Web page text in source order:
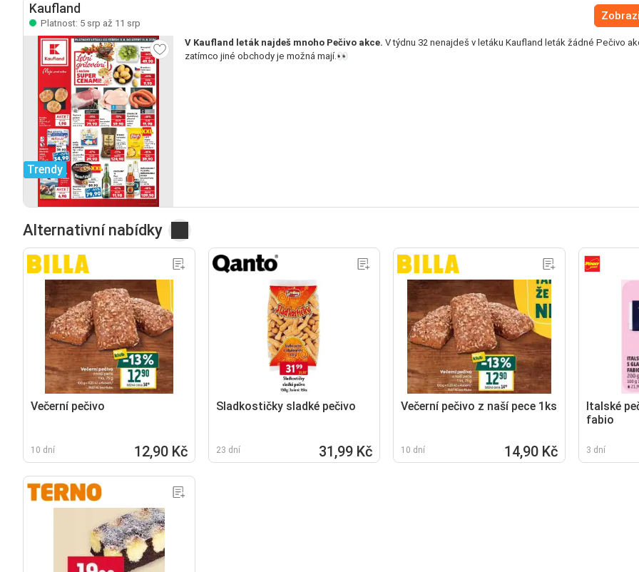
Kaufland
Platnost: 5 srp až 11 srp
Trendy
V Kaufland leták najdeš mnoho Pečivo akce. V týdnu 32 nenajdeš v letáku Kaufland leták žádné Pečivo
zatímco jiné obchody je možná mají.👀
Alternativní nabídky
Večerní pečivo
10 dní 12,90 Kč
Sladkostičky sladké pečivo
23 dní 31,99 Kč
Večerní pečivo z naší pece 1ks
10 dní 14,90 Kč
Italské
fabio
3 dní